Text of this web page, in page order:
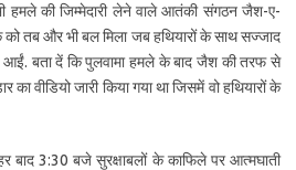
हमले की जिम्मेदारी लेने वाले आतंकी संगठन जैश-ए-
को तब और भी बल मिला जब हथियारों के साथ सज्जाद
आईं. बता दें कि पुलवामा हमले के बाद जैश की तरफ से
वीडियो जारी किया गया था जिसमें वो हथियारों के
बाद 3:30 बजे सुरक्षाबलों के काफिले पर आत्मघाती